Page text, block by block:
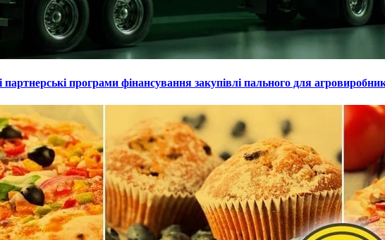
програми фінансування закупівлі пального для